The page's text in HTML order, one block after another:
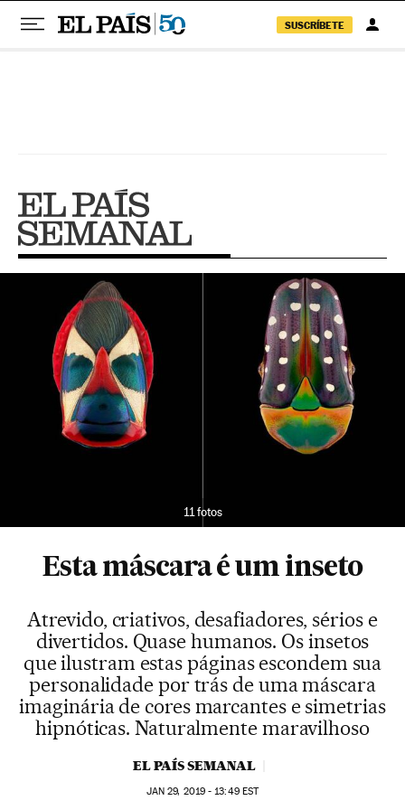
SUSCRÍBETE
11 fotos
Esta máscara é um inseto
Atrevido, criativos, desafiadores, sérios e
divertidos. Quase humanos. Os insetos
que ilustram estas páginas escondem sua
personalidade por trás de uma máscara
imaginária de cores marcantes e simetrias
hipnóticas. Naturalmente maravilhoso
EL PAÍS SEMANAL
JAN 29, 2019 - 13:49EST